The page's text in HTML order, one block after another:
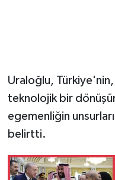
Uraloğlu,
teknolojik bir
egemenliğin
belirtti.